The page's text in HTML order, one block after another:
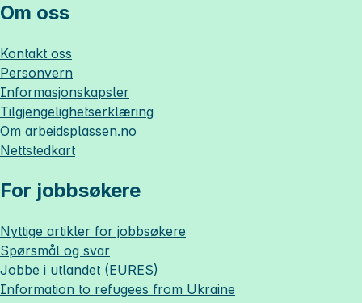
Om oss
Kontakt oss
Personvern
Informasjonskapsler
Tilgjengelighetserklæring
Om arbeidsplassen.no
Nettstedkart
For jobbsøkere
Nyttige artikler for jobbsøkere
Spørsmål og svar
Jobbe i utlandet (EURES)
Information to refugees from Ukraine